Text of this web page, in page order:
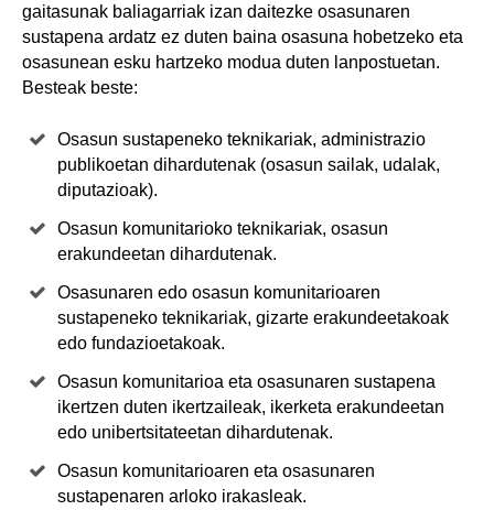
gaitasunak baliagarriak izan daitezke osasunaren
sustapena ardatz ez duten baina osasuna hobetzeko eta
osasunean esku hartzeko modua duten lanpostuetan.
Besteak beste:
Osasun sustapeneko teknikariak, administrazio
publikoetan dihardutenak (osasun sailak, udalak,
diputazioak).
Osasun komunitarioko teknikariak, osasun
erakundeetan dihardutenak.
Osasunaren edo osasun komunitarioaren
sustapeneko teknikariak, gizarte erakundeetakoak
edo fundazioetakoak.
Osasun komunitarioa eta osasunaren sustapena
ikertzen duten ikertzaileak, ikerketa erakundeetan
edo unibertsitateetan dihardutenak.
Osasun komunitarioaren eta osasunaren
sustapenaren arloko irakasleak.